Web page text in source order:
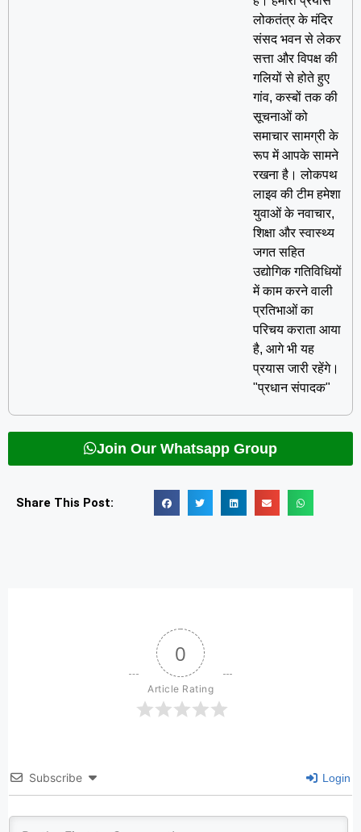
लोकतंत्र के मंदिर
संसद भवन से लेकर
सत्ता और विपक्ष की
गलियों से होते हुए
गांव, कस्बों तक की
सूचनाओं को
समाचार सामग्री के
रूप में आपके सामने
रखना है। लोकपथ
लाइव की टीम हमेशा
युवाओं के नवाचार,
शिक्षा और स्वास्थ्य
जगत सहित
उद्योगिक गतिविधियों
में काम करने वाली
प्रतिभाओं का
परिचय कराता आया
है, आगे भी यह
प्रयास जारी रहेंगे।
"प्रधान संपादक"
Join Our Whatsapp Group
Share This Post:
0
Article Rating
Subscribe Login